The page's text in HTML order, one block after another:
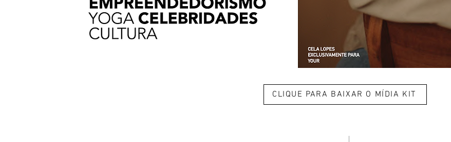
CLIQUE PARA BAIXAR O MÍDIA KIT